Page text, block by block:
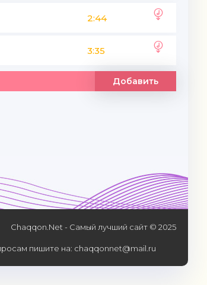
2:44
3:35
Добавить
Chaqqon.Net - Самый лучший сайт © 2025
пишите на: chaqqonnet@mail.ru